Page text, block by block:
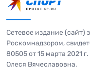
Сетевое издание (сайт)
Роскомнадзором,
80505 от 15 марта 2021
Олеся Вячеславовна.